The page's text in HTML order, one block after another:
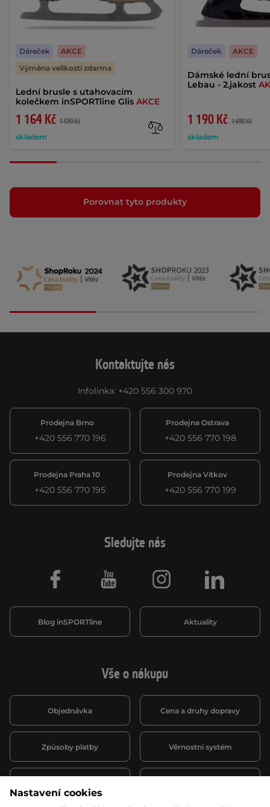
Lední brusle s utahovacím
kolečkem inSPORTline Glis AKCE
1 164 Kč 1 590 Kč
skladem
Dáreček
AKCE
Výměna velikosti zdarma
Dámské lední
Lebau - 2.jakost
1 190 Kč 1 690 Kč
skladem
Dáreček AKCE
Porovnat tyto produkty
Kontaktujte nás
Infolinka: +420 556 300 970
Prodejna Brno
+420 556 770 196
Prodejna Ostrava
+420 556 770 198
Prodejna Praha 10
+420 556 770 195
Prodejna Vítkov
+420 556 770 199
Vše o nákupu
Objednávka Cena a druhy dopravy
Způsoby platby Věrnostní systém
Sledujte nás
Blog inSPORTline Aktuality
Facebook Youtube Instagram LinkedIn
Nastavení cookies